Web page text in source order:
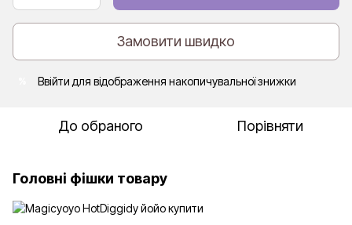
Замовити швидко
Ввійти для відображення накопичувальної знижки
До обраного Порівняти
Головні фішки товару